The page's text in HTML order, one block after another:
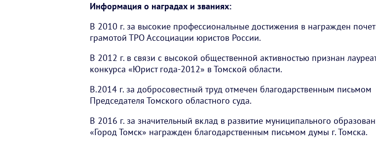
Информация о наградах и званиях:
В 2010 г. за высокие профессиональные достижения в награжден
грамотой ТРО Ассоциации юристов России.
В 2012 г. в связи с высокой общественной активностью признан
конкурса «Юрист года-2012» в Томской области.
В.2014 г. за добросовестный труд отмечен благодарственным письмом
Председателя Томского областного суда.
В 2016 г. за значительный вклад в развитие муниципального
«Город Томск» награжден благодарственным письмом думы г. Томска.